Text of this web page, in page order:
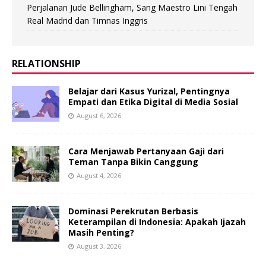
Perjalanan Jude Bellingham, Sang Maestro Lini Tengah
Real Madrid dan Timnas Inggris
RELATIONSHIP
Belajar dari Kasus Yurizal, Pentingnya
Empati dan Etika Digital di Media Sosial
August 6, 2026
Cara Menjawab Pertanyaan Gaji dari
Teman Tanpa Bikin Canggung
August 4, 2026
Dominasi Perekrutan Berbasis
Keterampilan di Indonesia: Apakah Ijazah
Masih Penting?
August 3, 2026